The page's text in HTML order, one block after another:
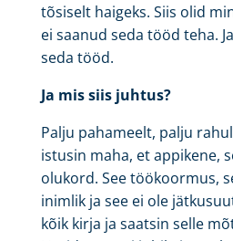
tõsiselt haigeks. Siis olid
ei saanud seda tööd teha.
seda tööd.
Ja mis siis juhtus?
Palju pahameelt, palju
istusin maha, et appikene,
olukord. See töökoormus,
inimlik ja see ei ole
kõik kirja ja saatsin selle